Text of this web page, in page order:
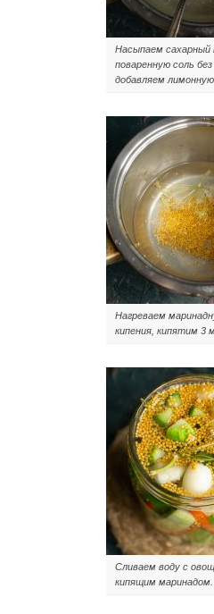
Насыпаем сахарный
поваренную соль без
добавляем
Нагреваем
кипения, кипятим 3
Сливаем воду с
кипящим маринадом.